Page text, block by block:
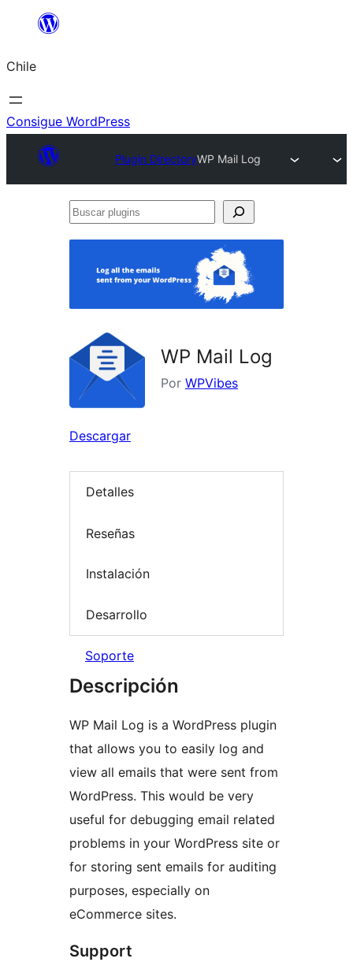
Saltar
contenido
Chile
Consigue WordPress
Plugin DirectoryWP Mail Log
Buscar
WP Mail Log
Por WPVibes
Descargar
Detalles
Reseñas
Instalación
Desarrollo
Soporte
Descripción
WP Mail Log is a WordPress plugin
that allows you to easily log and
view all emails that were sent from
WordPress. This would be very
useful for debugging email related
problems in your WordPress site or
for storing sent emails for auditing
purposes, especially on
eCommerce sites.
Support